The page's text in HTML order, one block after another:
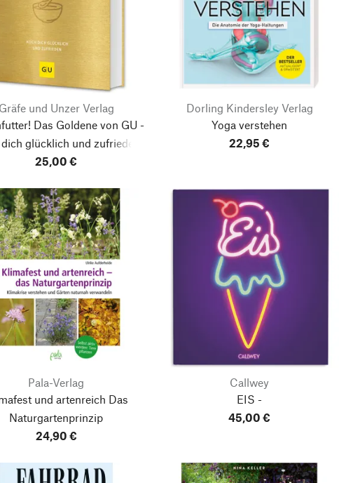
Gräfe und Unzer Verlag
Das Goldene von GU -
glücklich und zufrieden
25,00 €
Dorling Kindersley Verlag
Yoga verstehen
22,95 €
Pala-Verlag
und artenreich Das
Naturgartenprinzip
24,90 €
Callwey
EIS -
45,00 €